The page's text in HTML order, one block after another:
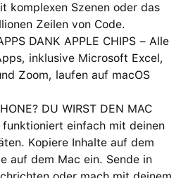
komplexen Szenen oder das
Zeilen von Code.
DANK APPLE CHIPS – Alle
inklusive Microsoft Excel,
Zoom, laufen auf macOS
DU WIRST DEN MAC
funktioniert einfach mit deinen
Kopiere Inhalte auf dem
auf dem Mac ein. Sende in